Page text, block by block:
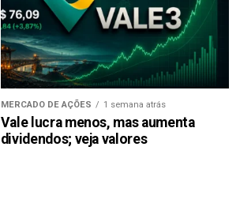
MERCADO DE AÇÕES 1 semana atrás
Vale lucra menos, mas aumenta
dividendos; veja valores